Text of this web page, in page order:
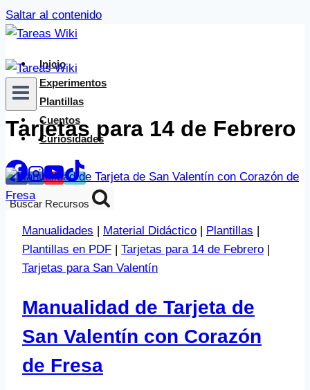
Saltar al contenido
Inicio
Experimentos
Plantillas
Cuentos
Curiosidades
Buscar Recursos
Tarjetas para 14 de Febrero
Manualidades | Material Didáctico | Plantillas |
Plantillas en PDF | Tarjetas para 14 de Febrero |
Tarjetas para San Valentín
Manualidad de Tarjeta de
San Valentín con Corazón
de Fresa